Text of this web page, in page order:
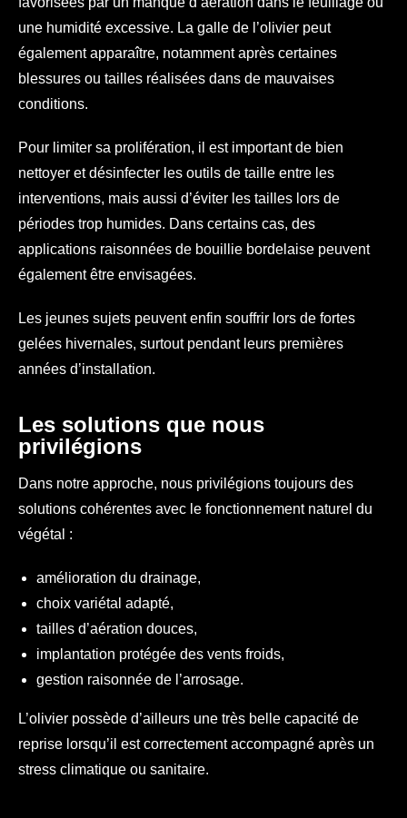
une humidité excessive. La galle de l’olivier peut
également apparaître, notamment après certaines
blessures ou tailles réalisées dans de mauvaises
conditions.
Pour limiter sa prolifération, il est important de bien
nettoyer et désinfecter les outils de taille entre les
interventions, mais aussi d’éviter les tailles lors de
périodes trop humides. Dans certains cas, des
applications raisonnées de bouillie bordelaise peuvent
également être envisagées.
Les jeunes sujets peuvent enfin souffrir lors de fortes
gelées hivernales, surtout pendant leurs premières
années d’installation.
Les solutions que nous
privilégions
Dans notre approche, nous privilégions toujours des
solutions cohérentes avec le fonctionnement naturel du
végétal :
amélioration du drainage,
choix variétal adapté,
tailles d’aération douces,
implantation protégée des vents froids,
gestion raisonnée de l’arrosage.
L’olivier possède d’ailleurs une très belle capacité de
reprise lorsqu’il est correctement accompagné après un
stress climatique ou sanitaire.